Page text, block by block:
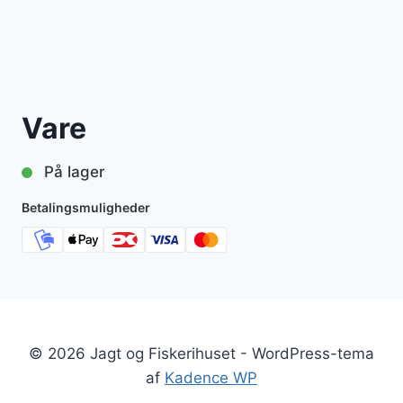
Vare
På lager
Betalingsmuligheder
© 2026 Jagt og Fiskerihuset - WordPress-tema
af Kadence WP